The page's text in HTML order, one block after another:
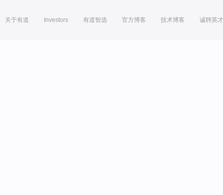
关于有道 Investors 有道智选 官方博客 技术博客 诚聘英才